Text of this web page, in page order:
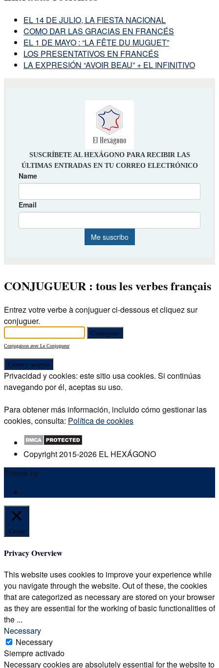
EL 14 DE JULIO, LA FIESTA NACIONAL
COMO DAR LAS GRACIAS EN FRANCÉS
EL 1 DE MAYO : “LA FÊTE DU MUGUET”
LOS PRESENTATIVOS EN FRANCÉS
LA EXPRESIÓN “AVOIR BEAU” + EL INFINITIVO
CONJUGUEUR : tous les verbes français
Entrez votre verbe à conjuguer ci-dessous et cliquez sur
conjuguer.
Conjugaison avec Le Conjugueur
Privacidad y cookies: este sitio usa cookies. Si continúas
navegando por él, aceptas su uso.
Para obtener más información, incluido cómo gestionar las
cookies, consulta: Política de cookies
Copyright 2015-2026 EL HEXÁGONO
Theme by
Cerrar
Privacy Overview
This website uses cookies to improve your experience while
you navigate through the website. Out of these, the cookies
that are categorized as necessary are stored on your browser
as they are essential for the working of basic functionalities of
the ...
Necessary
Necessary
Siempre activado
Necessary cookies are absolutely essential for the website to